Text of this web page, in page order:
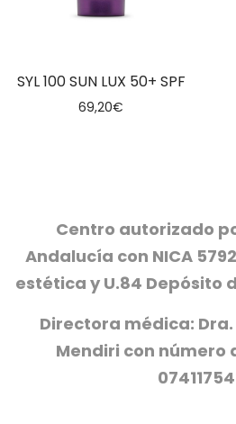
SYL 100 SUN LUX 50+ SPF
69,20€
Centro autorizado
Andalucía con NICA
estética y U.84 Depósito
Directora médica:
Mendiri con número